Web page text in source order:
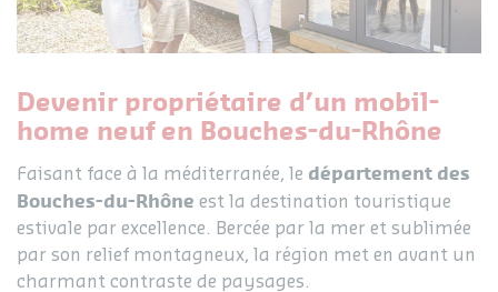
Devenir propriétaire d’un mobil-
home neuf en Bouches-du-Rhône
Faisant face à la méditerranée, le département des
Bouches-du-Rhône est la destination touristique
estivale par excellence. Bercée par la mer et sublimée
par son relief montagneux, la région met en avant un
charmant contraste de paysages.